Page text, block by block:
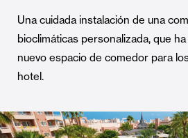
Una cuidada instalación de una
bioclimáticas personalizada, que
nuevo espacio de comedor para
hotel.